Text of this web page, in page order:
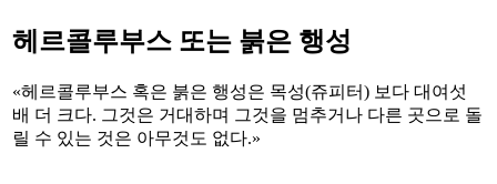
헤르콜루부스 또는 붉은 행성
«헤르콜루부스 혹은 붉은 행성은 목성(쥬피터) 보다 대여섯
배 더 크다. 그것은 거대하며 그것을 멈추거나 다른 곳으로 돌
릴 수 있는 것은 아무것도 없다.»